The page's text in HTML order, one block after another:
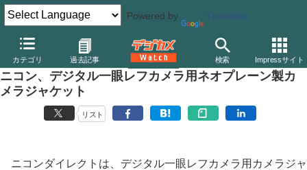
Powered by Translate
カテゴリ 過去記事 検索 Impressサイト
デジカメ Watch カメラ 一眼レフカメラ ニコン
ニコン、デジタル一眼レフカメラ用ネオプレーン製カ
メラジャケット
リスト
ニコンダイレクトは、デジタル一眼レフカメラ用カメラジャ